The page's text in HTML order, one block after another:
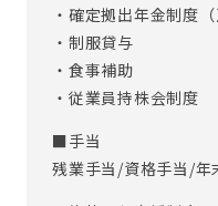
・確定拠出年金制度
・制服貸与
・食事補助
・従業員持株会制度
■手当
残業手当/資格手当/年